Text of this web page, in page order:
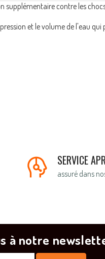
contre les
et le volume de l'eau qui
SERVICE
assuré dans
à notre